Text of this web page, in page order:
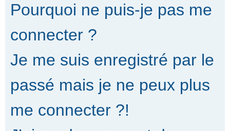
Pourquoi ne puis-je pas me
connecter ?
Je me suis enregistré par le
passé mais je ne peux plus
me connecter ?!